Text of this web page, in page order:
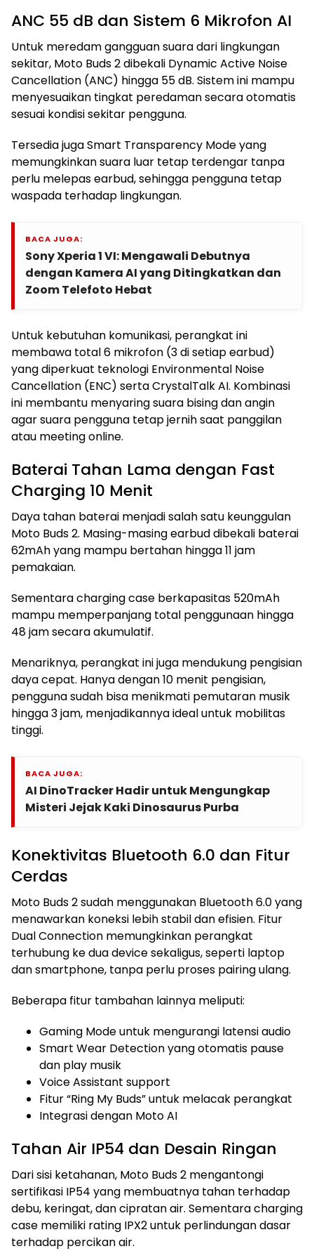
ANC 55 dB dan Sistem 6 Mikrofon AI
Untuk meredam gangguan suara dari lingkungan
sekitar, Moto Buds 2 dibekali Dynamic Active Noise
Cancellation (ANC) hingga 55 dB. Sistem ini mampu
menyesuaikan tingkat peredaman secara otomatis
sesuai kondisi sekitar pengguna.
Tersedia juga Smart Transparency Mode yang
memungkinkan suara luar tetap terdengar tanpa
perlu melepas earbud, sehingga pengguna tetap
waspada terhadap lingkungan.
BACA JUGA:
Sony Xperia 1 VI: Mengawali Debutnya
dengan Kamera AI yang Ditingkatkan dan
Zoom Telefoto Hebat
Untuk kebutuhan komunikasi, perangkat ini
membawa total 6 mikrofon (3 di setiap earbud)
yang diperkuat teknologi Environmental Noise
Cancellation (ENC) serta CrystalTalk AI. Kombinasi
ini membantu menyaring suara bising dan angin
agar suara pengguna tetap jernih saat panggilan
atau meeting online.
Baterai Tahan Lama dengan Fast
Charging 10 Menit
Daya tahan baterai menjadi salah satu keunggulan
Moto Buds 2. Masing-masing earbud dibekali baterai
62mAh yang mampu bertahan hingga 11 jam
pemakaian.
Sementara charging case berkapasitas 520mAh
mampu memperpanjang total penggunaan hingga
48 jam secara akumulatif.
Menariknya, perangkat ini juga mendukung pengisian
daya cepat. Hanya dengan 10 menit pengisian,
pengguna sudah bisa menikmati pemutaran musik
hingga 3 jam, menjadikannya ideal untuk mobilitas
tinggi.
BACA JUGA:
AI DinoTracker Hadir untuk Mengungkap
Misteri Jejak Kaki Dinosaurus Purba
Konektivitas Bluetooth 6.0 dan Fitur
Cerdas
Moto Buds 2 sudah menggunakan Bluetooth 6.0 yang
menawarkan koneksi lebih stabil dan efisien. Fitur
Dual Connection memungkinkan perangkat
terhubung ke dua device sekaligus, seperti laptop
dan smartphone, tanpa perlu proses pairing ulang.
Beberapa fitur tambahan lainnya meliputi:
Gaming Mode untuk mengurangi latensi audio
Smart Wear Detection yang otomatis pause
dan play musik
Voice Assistant support
Fitur “Ring My Buds” untuk melacak perangkat
Integrasi dengan Moto AI
Tahan Air IP54 dan Desain Ringan
Dari sisi ketahanan, Moto Buds 2 mengantongi
sertifikasi IP54 yang membuatnya tahan terhadap
debu, keringat, dan cipratan air. Sementara charging
case memiliki rating IPX2 untuk perlindungan dasar
terhadap percikan air.